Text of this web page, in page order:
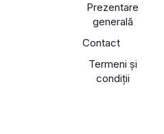
Prezentare
generală
Contact
Termeni și
condiții